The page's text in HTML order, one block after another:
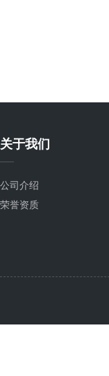
关于我们
公司介绍
荣誉资质